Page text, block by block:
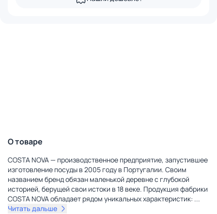
О товаре
COSTA NOVA — производственное предприятие, запустившее
изготовление посуды в 2005 году в Португалии. Своим
названием бренд обязан маленькой деревне с глубокой
историей, берущей свои истоки в 18 веке. Продукция фабрики
COSTA NOVA обладает рядом уникальных характеристик: ...
Читать дальше